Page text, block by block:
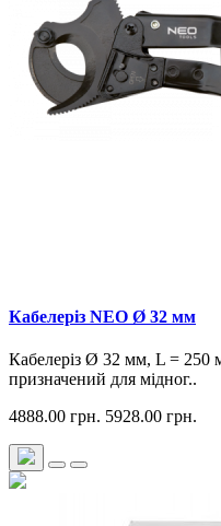
Кабелеріз NEO Ø 32 мм
Кабелеріз Ø 32 мм, L = 250
призначений для мідног..
4888.00 грн. 5928.00 грн.